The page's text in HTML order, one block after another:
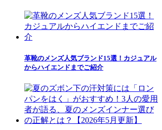
革靴のメンズ人気ブランド15選！カジュアル
からハイエンドまでご紹介